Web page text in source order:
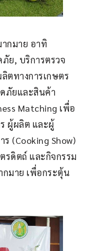
กมาย อาทิ
ย, บริการตรวจ
ตทางการเกษตร
ภัยและสินค้า
Matching เพื่อ
ผู้ผลิต และผู้
(Cooking Show)
ดิตถ์ และกิจกรรม
กมาย เพื่อกระตุ้น